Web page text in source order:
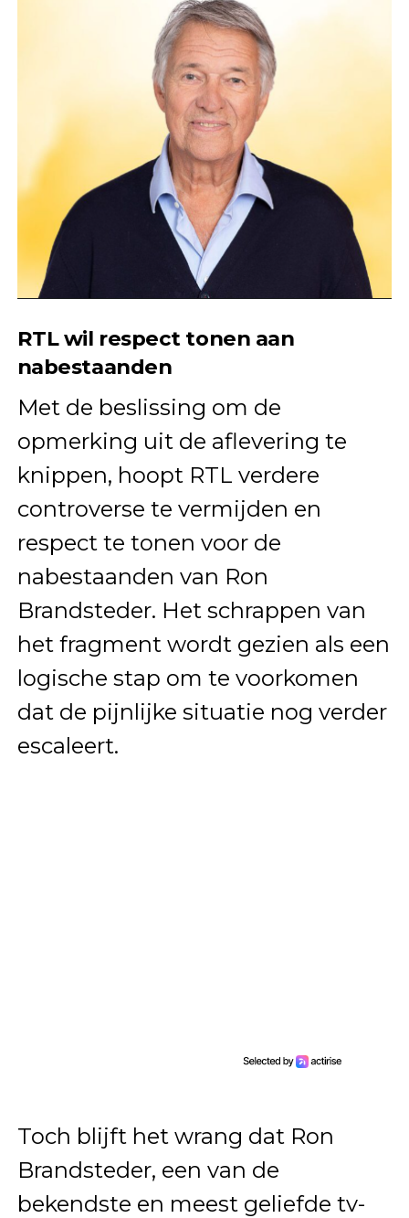
RTL wil respect tonen aan
nabestaanden
Met de beslissing om de
opmerking uit de aflevering te
knippen, hoopt RTL verdere
controverse te vermijden en
respect te tonen voor de
nabestaanden van Ron
Brandsteder. Het schrappen van
het fragment wordt gezien als een
logische stap om te voorkomen
dat de pijnlijke situatie nog verder
escaleert.
Toch blijft het wrang dat Ron
Brandsteder, een van de
bekendste en meest geliefde tv-